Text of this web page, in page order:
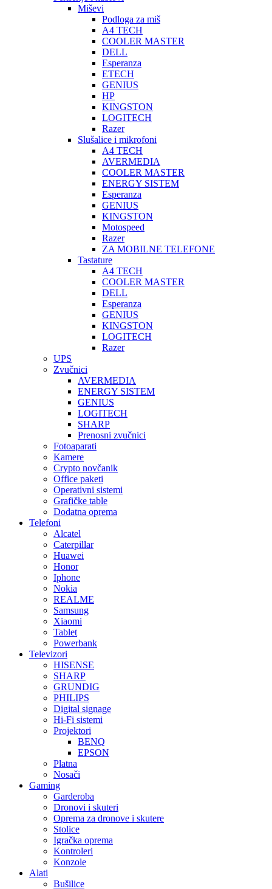
Miševi
Podloga za miš
A4 TECH
COOLER MASTER
DELL
Esperanza
ETECH
GENIUS
HP
KINGSTON
LOGITECH
Razer
Slušalice i mikrofoni
A4 TECH
AVERMEDIA
COOLER MASTER
ENERGY SISTEM
Esperanza
GENIUS
KINGSTON
Motospeed
Razer
ZA MOBILNE TELEFONE
Tastature
A4 TECH
COOLER MASTER
DELL
Esperanza
GENIUS
KINGSTON
LOGITECH
Razer
UPS
Zvučnici
AVERMEDIA
ENERGY SISTEM
GENIUS
LOGITECH
SHARP
Prenosni zvučnici
Fotoaparati
Kamere
Crypto novčanik
Office paketi
Operativni sistemi
Grafičke table
Dodatna oprema
Telefoni
Alcatel
Caterpillar
Huawei
Honor
Iphone
Nokia
REALME
Samsung
Xiaomi
Tablet
Powerbank
Televizori
HISENSE
SHARP
GRUNDIG
PHILIPS
Digital signage
Hi-Fi sistemi
Projektori
BENQ
EPSON
Platna
Nosači
Gaming
Garderoba
Dronovi i skuteri
Oprema za dronove i skutere
Stolice
Igračka oprema
Kontroleri
Konzole
Alati
Bušilice